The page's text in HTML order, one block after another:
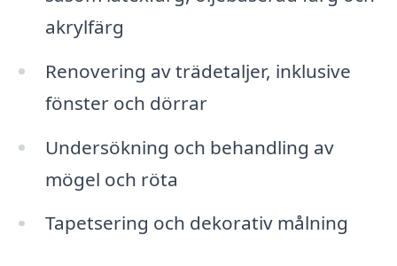
akrylfärg
Renovering av trädetaljer, inklusive
fönster och dörrar
Undersökning och behandling av
mögel och röta
Tapetsering och dekorativ målning